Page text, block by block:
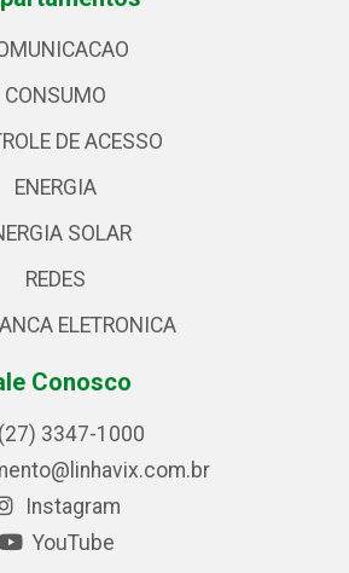
CONSUMO
DE ACESSO
ENERGIA
SOLAR
REDES
ELETRONICA
Conosco
(27) 3347-1000
Instagram
YouTube